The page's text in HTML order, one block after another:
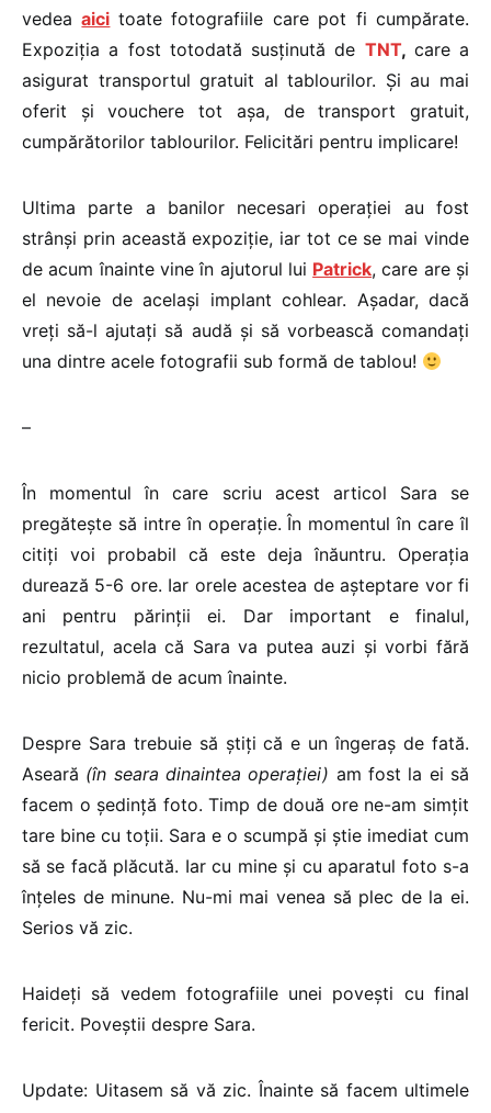
vedeaaici toate fotografiile care pot fi cumpărate.
Expoziția a fost totodată susținută de TNT, care a
asigurat transportul gratuit al tablourilor. Și au mai
oferit și vouchere tot așa, de transport gratuit,
cumpărătorilor tablourilor. Felicitări pentru implicare!
Ultima parte a banilor necesari operației au fost
strânși prin această expoziție, iar tot ce se mai vinde
de acum înainte vine în ajutorul lui Patrick, care are și
el nevoie de același implant cohlear. Așadar, dacă
vreți să-l ajutați să audă și să vorbească comandați
una dintre acele fotografii sub formă de tablou!
–
În momentul în care scriu acest articol Sara se
pregătește să intre în operație. În momentul în care îl
citiți voi probabil că este deja înăuntru. Operația
durează 5-6 ore. Iar orele acestea de așteptare vor fi
ani pentru părinții ei. Dar important e finalul,
rezultatul, acela că Sara va putea auzi și vorbi fără
nicio problemă de acum înainte.
Despre Sara trebuie să știți că e un îngeraș de fată.
Aseară (în seara dinaintea operației) am fost la ei să
facem o ședință foto. Timp de două ore ne-am simțit
tare bine cu toții. Sara e o scumpă și știe imediat cum
să se facă plăcută. Iar cu mine și cu aparatul foto s-a
înțeles de minune. Nu-mi mai venea să plec de la ei.
Serios vă zic.
Haideți să vedem fotografiile unei povești cu final
fericit. Poveștii despre Sara.
Update: Uitasem să vă zic. Înainte să facem ultimele